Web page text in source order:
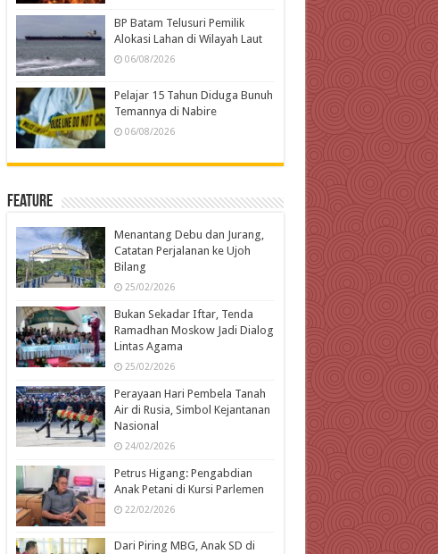
BP Batam Telusuri Pemilik
Alokasi Lahan di Wilayah Laut
06/08/2026
Pelajar 15 Tahun Diduga Bunuh
Temannya di Nabire
06/08/2026
Feature
Menantang Debu dan Jurang,
Catatan Perjalanan ke Ujoh
Bilang
25/02/2026
Bukan Sekadar Iftar, Tenda
Ramadhan Moskow Jadi Dialog
Lintas Agama
25/02/2026
Perayaan Hari Pembela Tanah
Air di Rusia, Simbol Kejantanan
Nasional
24/02/2026
Petrus Higang: Pengabdian
Anak Petani di Kursi Parlemen
22/02/2026
Dari Piring MBG, Anak SD di